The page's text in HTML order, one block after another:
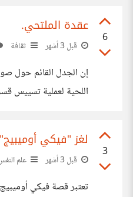
6
عقدة الملتحي.
قبل 3 أشهر ثقافة
إن الجدل القائم حول
اللحية لعملية تسييس
3
لغز "فيكي
قبل 3 أشهر علم